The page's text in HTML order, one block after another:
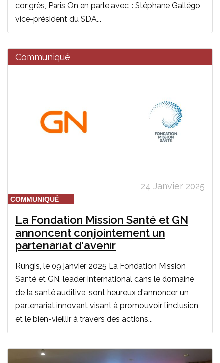
congrès, Paris On en parle avec : Stéphane Gallégo,
vice-président du SDA...
Communiqué
24 Janvier 2025
COMMUNIQUÉ
La Fondation Mission Santé et GN
annoncent conjointement un
partenariat d'avenir
Rungis, le 09 janvier 2025 La Fondation Mission
Santé et GN, leader international dans le domaine
de la santé auditive, sont heureux d'annoncer un
partenariat innovant visant à promouvoir l’inclusion
et le bien-vieillir à travers des actions...